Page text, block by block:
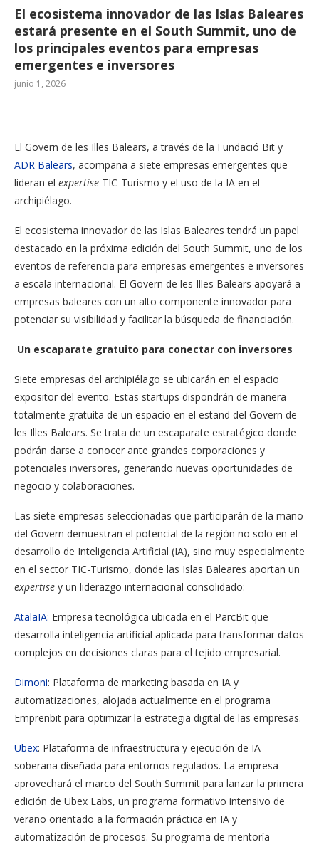
El ecosistema innovador de las Islas Baleares
estará presente en el South Summit, uno de
los principales eventos para empresas
emergentes e inversores
junio 1, 2026
El Govern de les Illes Balears, a través de la Fundació Bit y
ADR Balears, acompaña a siete empresas emergentes que
lideran el expertise TIC-Turismo y el uso de la IA en el
archipiélago.
El ecosistema innovador de las Islas Baleares tendrá un papel
destacado en la próxima edición del South Summit, uno de los
eventos de referencia para empresas emergentes e inversores
a escala internacional. El Govern de les Illes Balears apoyará a
empresas baleares con un alto componente innovador para
potenciar su visibilidad y facilitar la búsqueda de financiación.
Un escaparate gratuito para conectar con inversores
Siete empresas del archipiélago se ubicarán en el espacio
expositor del evento. Estas startups dispondrán de manera
totalmente gratuita de un espacio en el estand del Govern de
les Illes Balears. Se trata de un escaparate estratégico donde
podrán darse a conocer ante grandes corporaciones y
potenciales inversores, generando nuevas oportunidades de
negocio y colaboraciones.
Las siete empresas seleccionadas que participarán de la mano
del Govern demuestran el potencial de la región no solo en el
desarrollo de Inteligencia Artificial (IA), sino muy especialmente
en el sector TIC-Turismo, donde las Islas Baleares aportan un
expertise y un liderazgo internacional consolidado:
AtalaIA: Empresa tecnológica ubicada en el ParcBit que
desarrolla inteligencia artificial aplicada para transformar datos
complejos en decisiones claras para el tejido empresarial.
Dimoni: Plataforma de marketing basada en IA y
automatizaciones, alojada actualmente en el programa
Emprenbit para optimizar la estrategia digital de las empresas.
Ubex: Plataforma de infraestructura y ejecución de IA
soberana diseñada para entornos regulados. La empresa
aprovechará el marco del South Summit para lanzar la primera
edición de Ubex Labs, un programa formativo intensivo de
verano orientado a la formación práctica en IA y
automatización de procesos. Su programa de mentoría